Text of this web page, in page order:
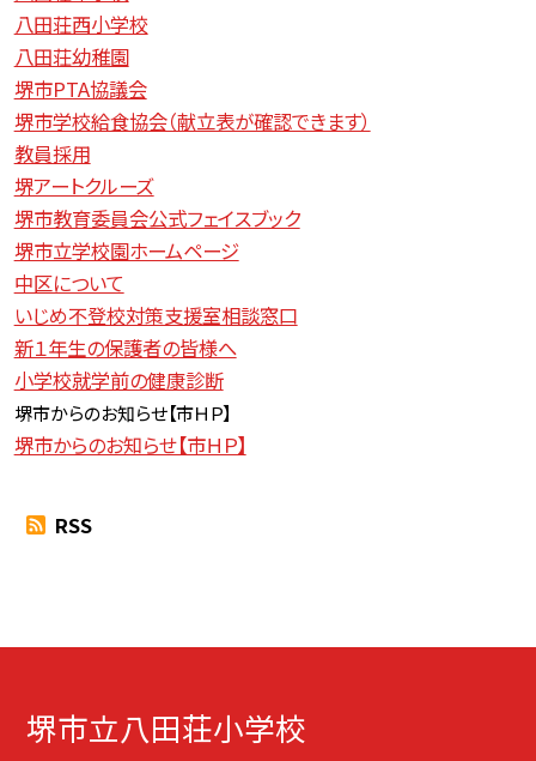
八田荘西小学校
八田荘幼稚園
堺市PTA協議会
堺市学校給食協会（献立表が確認できます）
教員採用
堺アートクルーズ
堺市教育委員会公式フェイスブック
堺市立学校園ホームページ
中区について
いじめ不登校対策支援室相談窓口
新１年生の保護者の皆様へ
小学校就学前の健康診断
堺市からのお知らせ【市ＨＰ】
堺市からのお知らせ【市ＨＰ】
RSS
堺市立八田荘小学校